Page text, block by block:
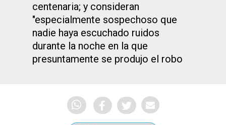
centenaria; y consideran
"especialmente sospechoso que
nadie haya escuchado ruidos
durante la noche en la que
presuntamente se produjo el robo